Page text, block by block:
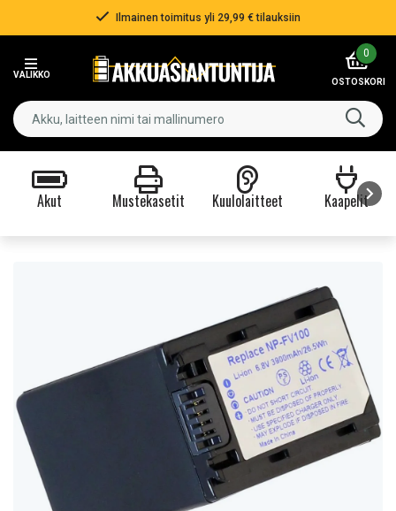
Ilmainen toimitus yli 29,99 € tilauksiin
VALIKKO
0
OSTOSKORI
Akut Mustekasetit Kuulolaitteet Kaapelit